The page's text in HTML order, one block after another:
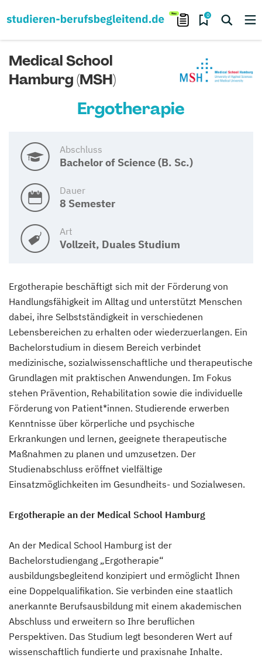
0
Medical School
Hamburg (MSH)
Ergotherapie
Abschluss
Bachelor of Science (B. Sc.)
Dauer
8 Semester
Art
Vollzeit, Duales Studium
Ergotherapie beschäftigt sich mit der Förderung von
Handlungsfähigkeit im Alltag und unterstützt Menschen
dabei, ihre Selbstständigkeit in verschiedenen
Lebensbereichen zu erhalten oder wiederzuerlangen. Ein
Bachelorstudium in diesem Bereich verbindet
medizinische, sozialwissenschaftliche und therapeutische
Grundlagen mit praktischen Anwendungen. Im Fokus
stehen Prävention, Rehabilitation sowie die individuelle
Förderung von Patient*innen. Studierende erwerben
Kenntnisse über körperliche und psychische
Erkrankungen und lernen, geeignete therapeutische
Maßnahmen zu planen und umzusetzen. Der
Studienabschluss eröffnet vielfältige
Einsatzmöglichkeiten im Gesundheits- und Sozialwesen.
Ergotherapie an der Medical School Hamburg
An der Medical School Hamburg ist der
Bachelorstudiengang „Ergotherapie“
ausbildungsbegleitend konzipiert und ermöglicht Ihnen
eine Doppelqualifikation. Sie verbinden eine staatlich
anerkannte Berufsausbildung mit einem akademischen
Abschluss und erweitern so Ihre beruflichen
Perspektiven. Das Studium legt besonderen Wert auf
wissenschaftlich fundierte und praxisnahe Inhalte.